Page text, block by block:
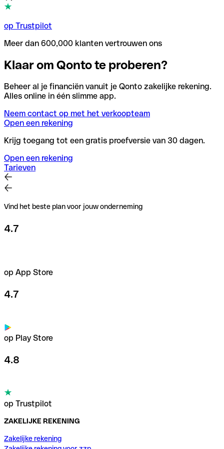
op Trustpilot
Meer dan 600,000 klanten vertrouwen ons
Klaar om Qonto te proberen?
Beheer al je financiën vanuit je Qonto zakelijke rekening.
Alles online in één slimme app.
Neem contact op met het verkoopteam
Open een rekening
Krijg toegang tot een gratis proefversie van 30 dagen.
Open een rekening
Tarieven
Vind het beste plan voor jouw onderneming
4.7
op App Store
4.7
op Play Store
4.8
op Trustpilot
ZAKELIJKE REKENING
Zakelijke rekening